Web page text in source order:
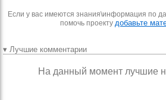
Если у вас имеются знания\информация по
помочь проекту добавьте
▾ Лучшие комментарии
На данный момент лучшие